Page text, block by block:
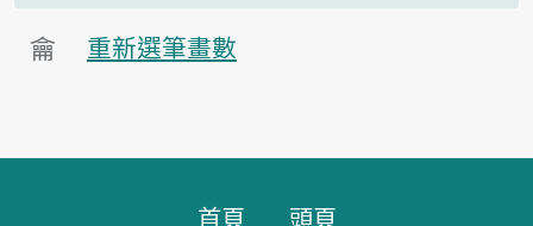
龠 重新選筆畫數
首頁 頭頁